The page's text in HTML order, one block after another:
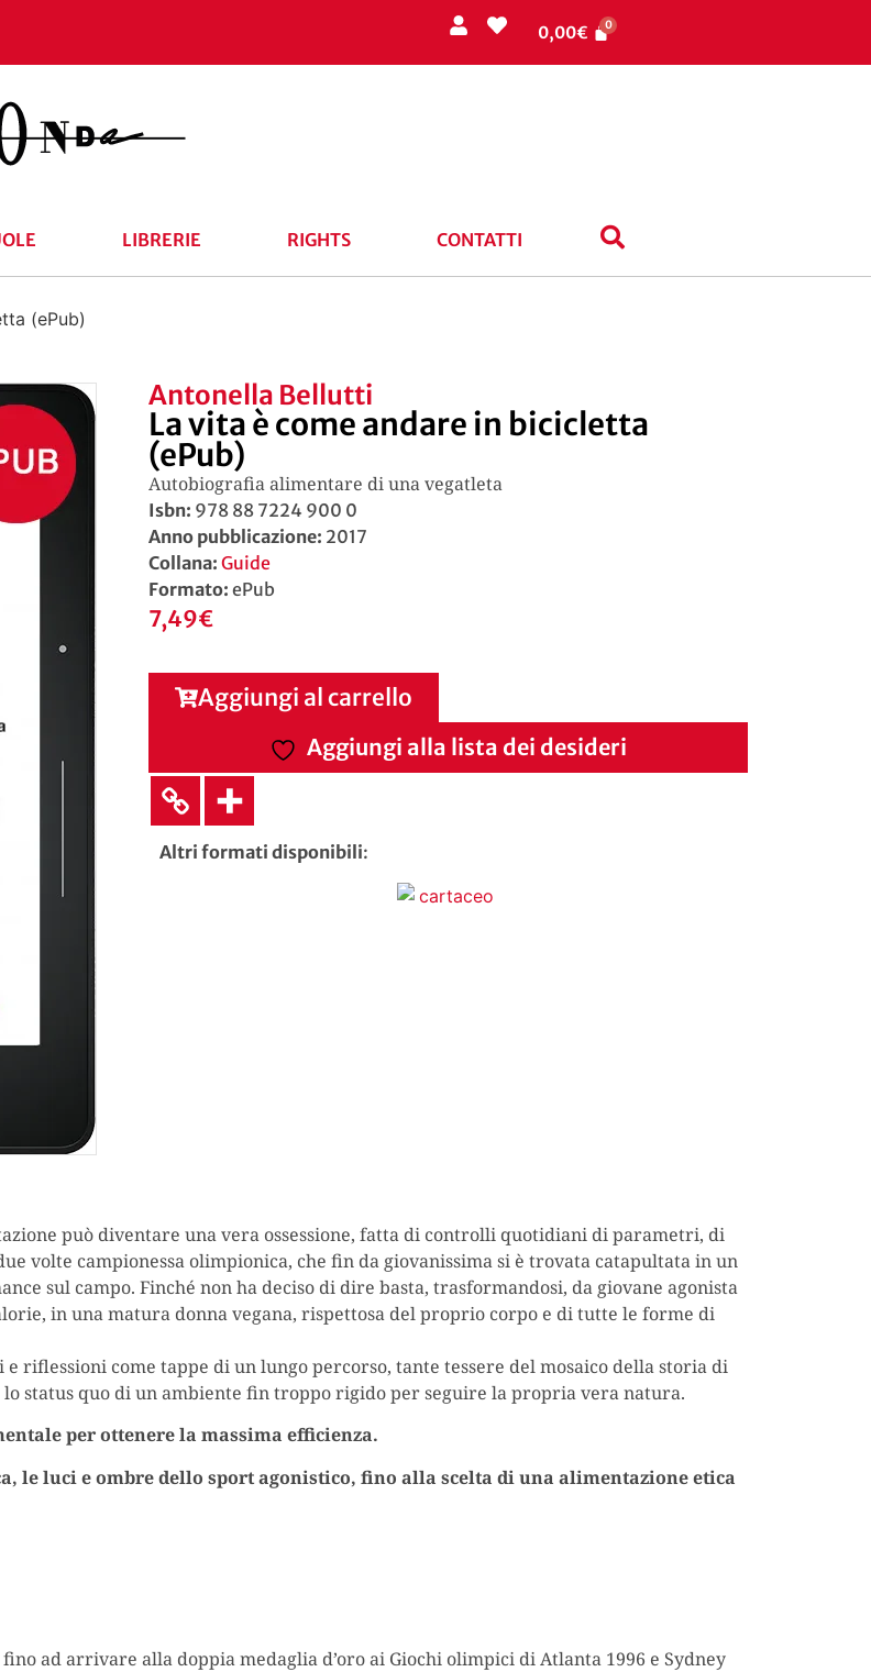
0,00€
LIBRERIE RIGHTS CONTATTI
(ePub)
Antonella Bellutti
La vita è come andare in bicicletta
(ePub)
Autobiografia alimentare di una vegatleta
Isbn: 978 88 7224 900 0
Anno pubblicazione: 2017
Collana: Guide
Formato: ePub
7,49€
Aggiungi al carrello
Aggiungi alla lista dei desideri
Altri formati disponibili:
può diventare una vera ossessione, fatta di controlli quotidiani di parametri, di
volte campionessa olimpionica, che fin da giovanissima si è trovata catapultata in un
sul campo. Finché non ha deciso di dire basta, trasformandosi, da giovane agonista
in una matura donna vegana, rispettosa del proprio corpo e di tutte le forme di
riflessioni come tappe di un lungo percorso, tante tessere del mosaico della storia di
status quo di un ambiente fin troppo rigido per seguire la propria vera natura.
per ottenere la massima efficienza.
le luci e ombre dello sport agonistico, fino alla scelta di una alimentazione etica
ad arrivare alla doppia medaglia d’oro ai Giochi olimpici di Atlanta 1996 e Sydney